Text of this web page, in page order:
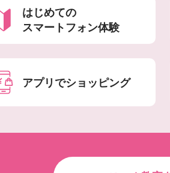
はじめての
スマートフォン体験
アプリでショッピング